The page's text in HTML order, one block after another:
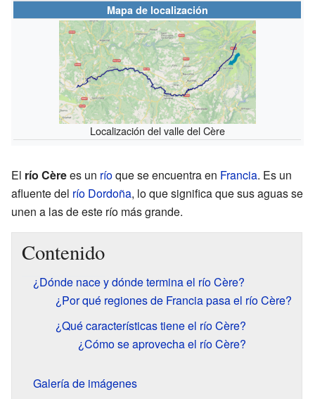
Mapa de localización
Localización del valle del Cère
El río Cèrees un ríoque se encuentra en Francia. Es un
afluente del río Dordoña, lo que significa que sus aguas se
unen a las de este río más grande.
Contenido
¿Dónde nace y dónde termina el río Cère?
¿Por qué regiones de Francia pasa el río Cère?
¿Qué características tiene el río Cère?
¿Cómo se aprovecha el río Cère?
Galería de imágenes